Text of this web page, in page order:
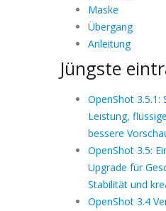
Maske
Übergang
Anleitung
Jüngste
OpenShot 3.5.1:
Leistung,
bessere
OpenShot 3.5:
Upgrade für
Stabilität und
OpenShot 3.4